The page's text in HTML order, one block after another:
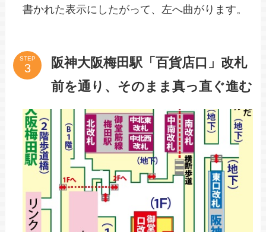
書かれた表示にしたがって、左へ曲がります。
STEP
阪神大阪梅田駅「百貨店口」改札
前を通り、そのまま真っ直ぐ進む